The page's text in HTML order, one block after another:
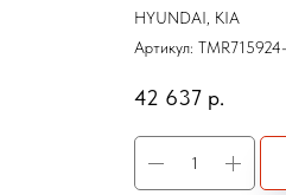
HYUNDAI, KIA
Артикул:
42 637 р.